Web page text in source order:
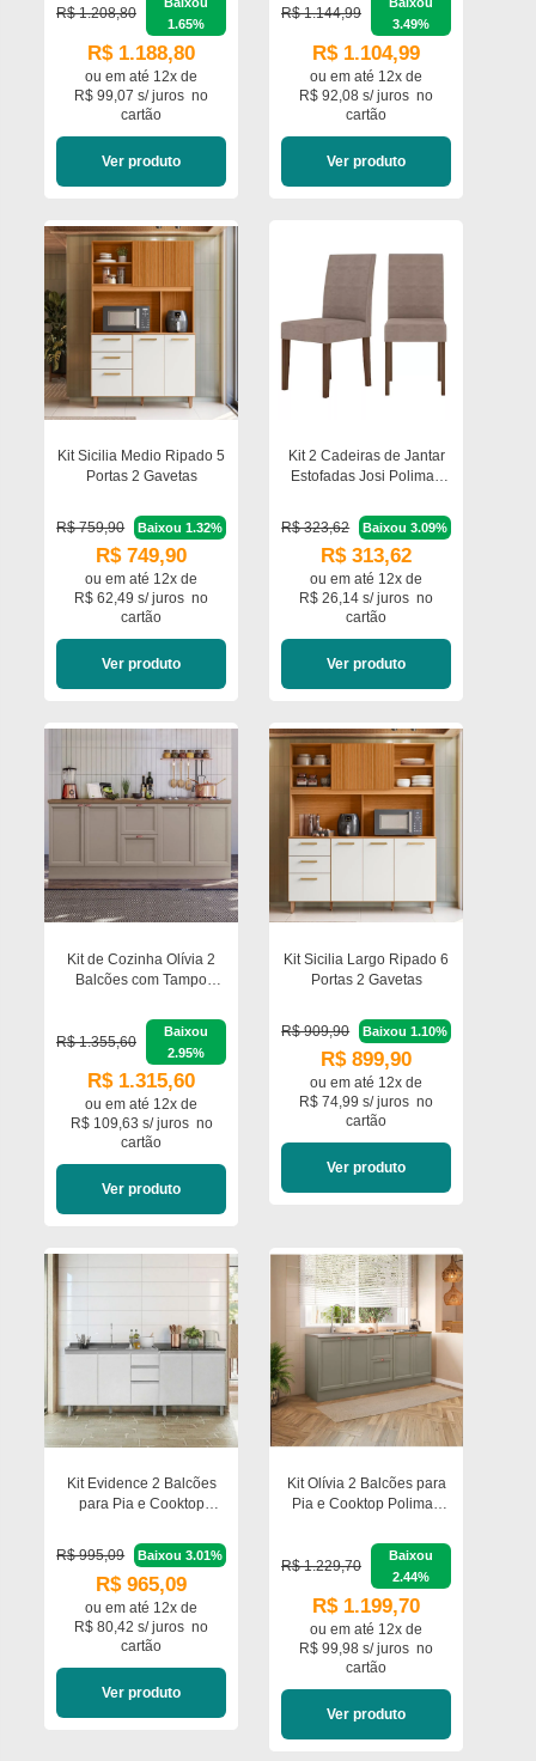
R$ 1.208,80
1.65%
R$ 1.188,80
ou em até 12x de
R$ 99,07 s/ juros no
cartão
Ver produto
R$ 1.144,99
3.49%
R$ 1.104,99
ou em até 12x de
R$ 92,08 s/ juros no
cartão
Ver produto
Kit Sicilia Medio Ripado 5
Portas 2 Gavetas
R$ 759,90 Baixou 1.32%
R$ 749,90
ou em até 12x de
R$ 62,49 s/ juros no
cartão
Ver produto
Kit 2 Cadeiras de Jantar
Estofadas Josi Poliman
R$ 323,62
Baixou 3.09%
R$ 313,62
ou em até 12x de
R$ 26,14 s/ juros no
cartão
Ver produto
Kit de Cozinha Olívia 2
Balcões com Tampo
R$ 1.355,60
Baixou
2.95%
R$ 1.315,60
ou em até 12x de
R$ 109,63 s/ juros no
cartão
Ver produto
Kit Sicilia Largo Ripado 6
Portas 2 Gavetas
R$ 909,90 Baixou 1.10%
R$ 899,90
ou em até 12x de
R$ 74,99 s/ juros no
cartão
Ver produto
Kit Evidence 2 Balcões
para Pia e Cooktop
R$ 995,09
Baixou 3.01%
R$ 965,09
ou em até 12x de
R$ 80,42 s/ juros no
cartão
Ver produto
Kit Olívia 2 Balcões para
Pia e Cooktop Poliman
R$ 1.229,70
Baixou
2.44%
R$ 1.199,70
ou em até 12x de
R$ 99,98 s/ juros no
cartão
Ver produto